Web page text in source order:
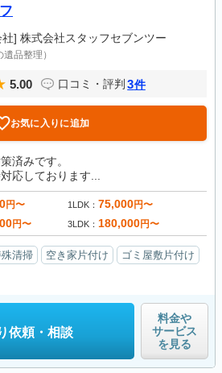
] 株式会社スタッフセブンツー
遺品整理）
5.00 口コミ・評判 3件
お気に入りに追加
済みです。
応しております...
円〜 1LDK 75,000円〜
円〜 3LDK 180,000円〜
清掃 空き家片付け
ゴミ屋敷片付け
依頼・相談
料金や
サービス
を見る